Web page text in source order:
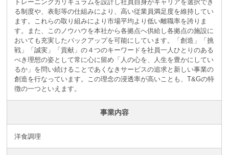
トレーニングカリキュラムを設計し社員自身がキャリアを選択でき
る制度や、表彰等の仕組みにより、高い従業員満足度を維持してい
ます。これらの取り組みにより市場平均より低い離職率を誇りま
す。また、このノウハウを本社から各拠点へ供給し各拠点の施設に
おいても充実したバックアップを可能にしています。「創造」「挑
戦」「誠実」「貢献」の４つのキーワードを社員一人ひとりのある
べき理想の姿として常に心に留め「人の心を、人生を豊かにしてい
るか」を問い続けることであくなきサービスの追求と新しい事業の
創造を行なっています。この理念の浸透率が高いことも、T&Gの特
徴の一つといえます。
事業内容
洋食調理